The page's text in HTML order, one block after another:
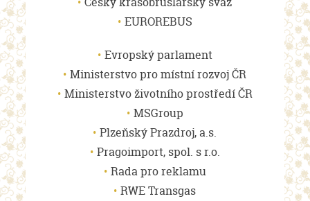
EUROREBUS
Evropský parlament
Ministerstvo pro místní rozvoj ČR
Ministerstvo životního prostředí ČR
MSGroup
Plzeňský Prazdroj, a.s.
Pragoimport, spol. s r.o.
Rada pro reklamu
RWE Transgas